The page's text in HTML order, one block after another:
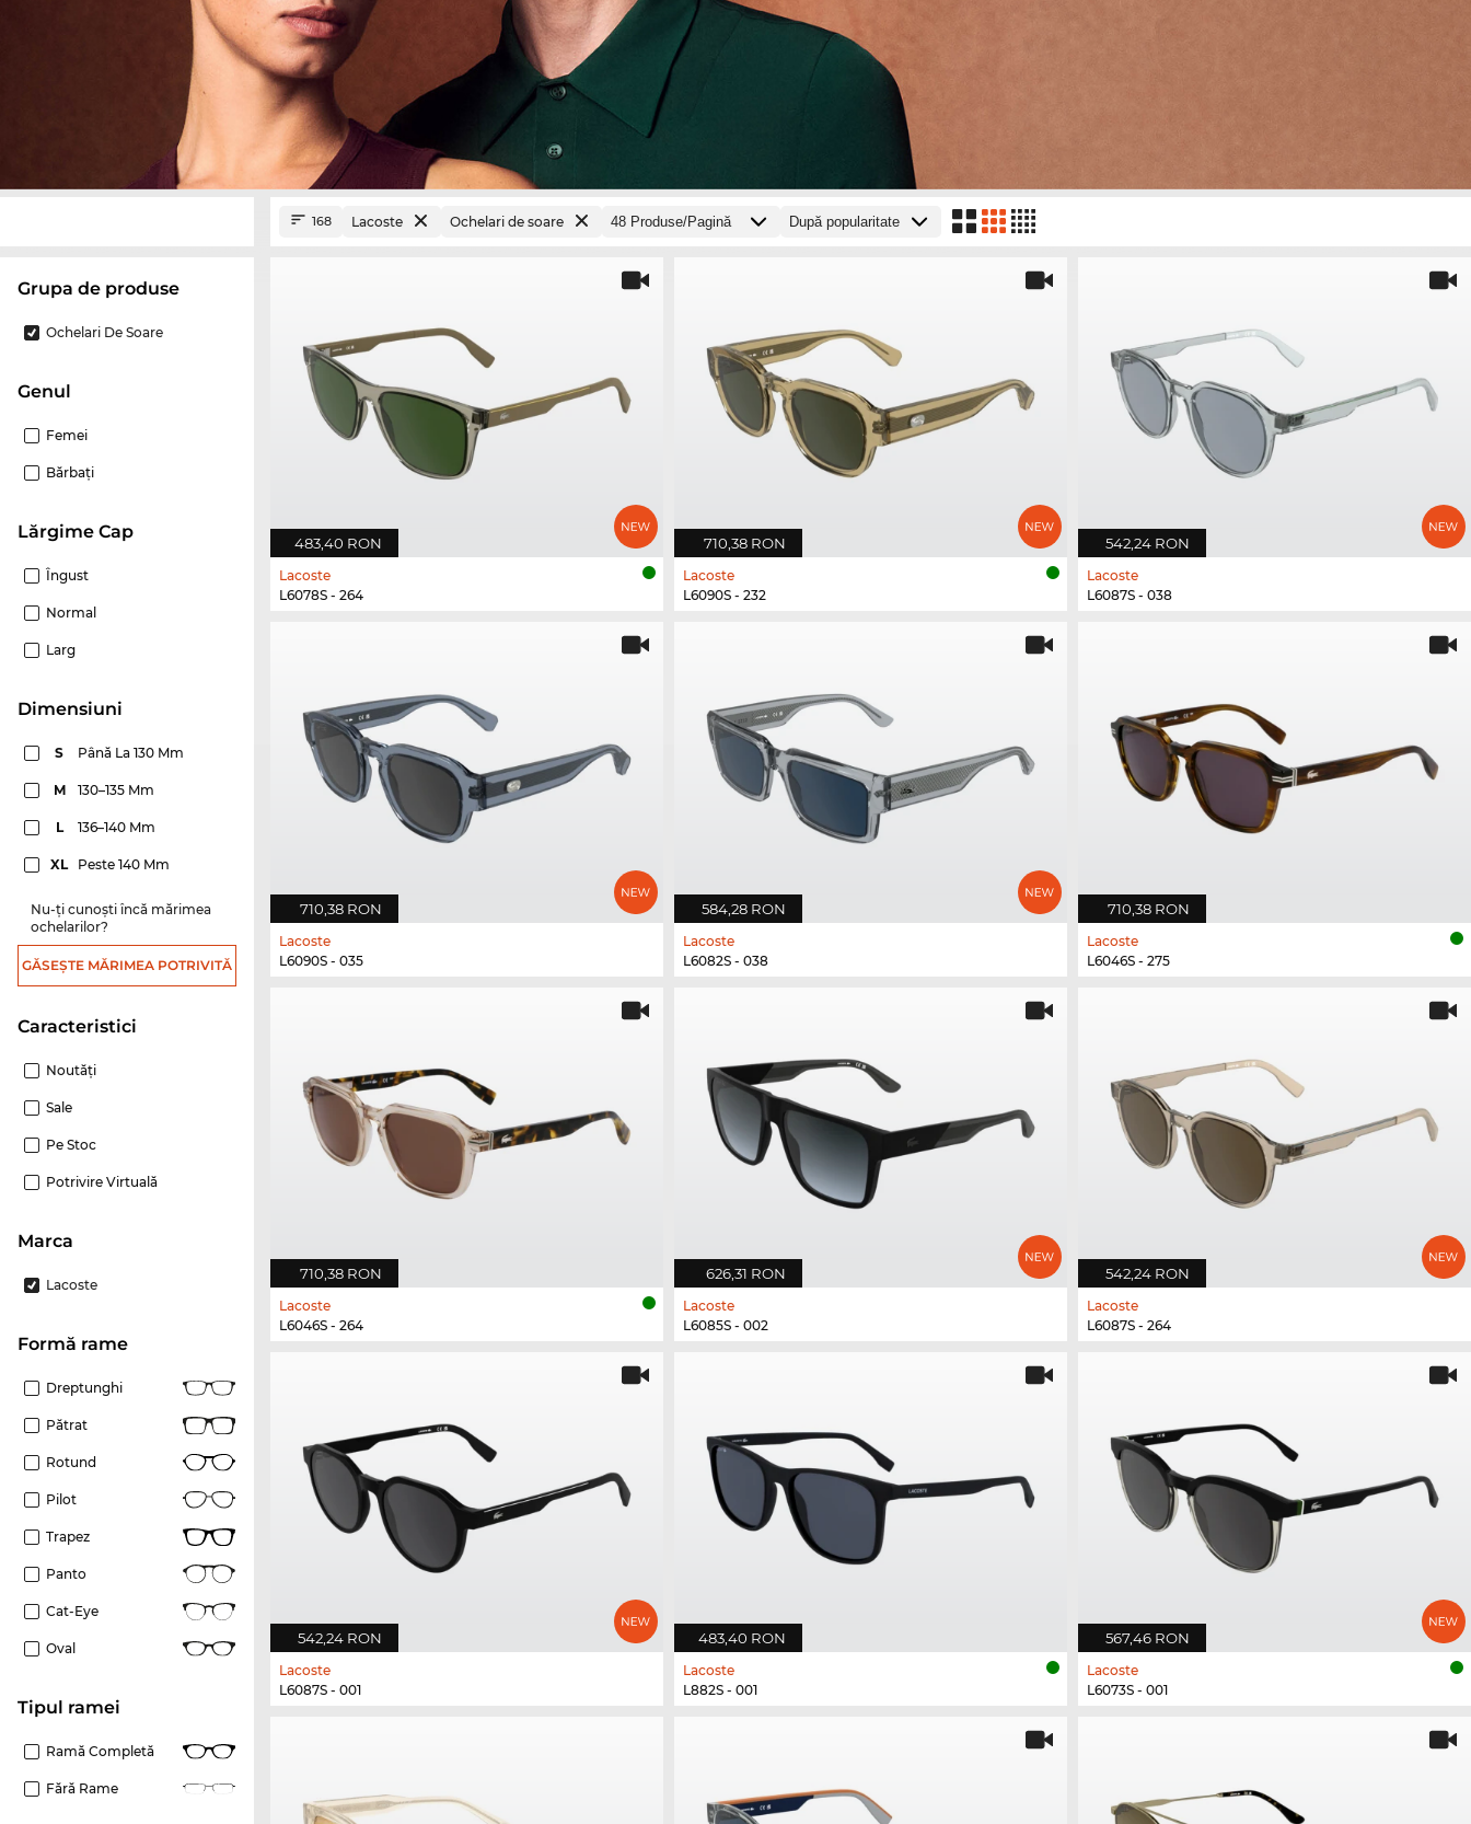
Grupa de produse
Ochelari De Soare
Genul
Femei
Bărbaţi
Lărgime Cap
Îngust
Normal
Larg
dimensiuni
S Până La 130 Mm
M 130–135 Mm
L 136–140 Mm
XL Peste 140 Mm
Nu-ți cunoști încă mărimea
ochelarilor?
GĂSEȘTE MĂRIMEA POTRIVITĂ
Caracteristici
Noutăţi
Sale
Pe Stoc
Potrivire Virtuală
marca
Lacoste
Formă rame
Dreptunghi
Pătrat
Rotund
Pilot
Trapez
Panto
Cat-Eye
Oval
Tipul ramei
Ramă Completă
Fără Rame
168 Lacoste Ochelari de soare
483,40 RON
Lacoste
L6078S - 264
710,38 RON
Lacoste
L6090S - 232
542,24 RON
Lacoste
L6087S - 038
710,38 RON
Lacoste
L6090S - 035
584,28 RON
Lacoste
L6082S - 038
710,38 RON
Lacoste
L6046S - 275
710,38 RON
Lacoste
L6046S - 264
626,31 RON
Lacoste
L6085S - 002
542,24 RON
Lacoste
L6087S - 264
542,24 RON
Lacoste
L6087S - 001
483,40 RON
Lacoste
L882S - 001
567,46 RON
Lacoste
L6073S - 001